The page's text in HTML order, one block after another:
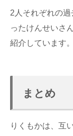
2人それぞれの
ったけんせいさ
紹介しています
まとめ
りくもかは、互